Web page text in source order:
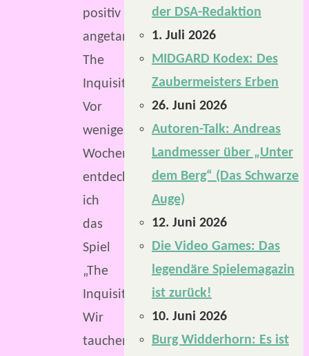
positiv
angetan:
The
Inquisitor.
Vor
wenigen
Wochen
entdeckte
ich
das
Spiel
„The
Inquisitor“.
Wir
tauchen
der DSA-Redaktion
1. Juli 2026
MIDGARD Kodex: Des
Zaubermeisters Erben
26. Juni 2026
Autoren-Talk: Andreas
Landmesser über „Unter
dem Berg“ (Das Schwarze
Auge)
12. Juni 2026
Die Video Games: Das
legendäre Spielemagazin
ist zurück!
10. Juni 2026
Burg Widderhorn: Es ist